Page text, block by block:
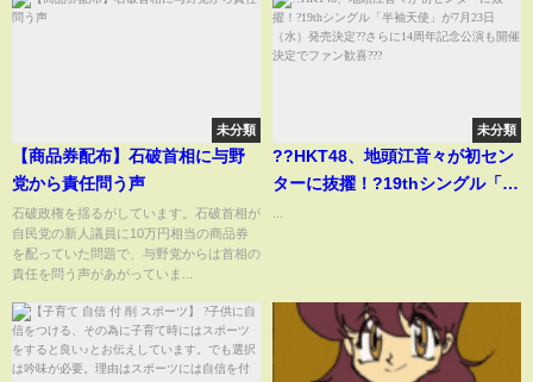
未分類
【商品券配布】石破首相に与野
党から責任問う声
石破政権を揺るがしています。石破首相が
自民党の新人議員に10万円相当の商品券
を配っていた問題で、与野党からは首相の
責任を問う声があがっていま...
未分類
??HKT48、地頭江音々が初セン
ターに抜擢！?19thシングル「半